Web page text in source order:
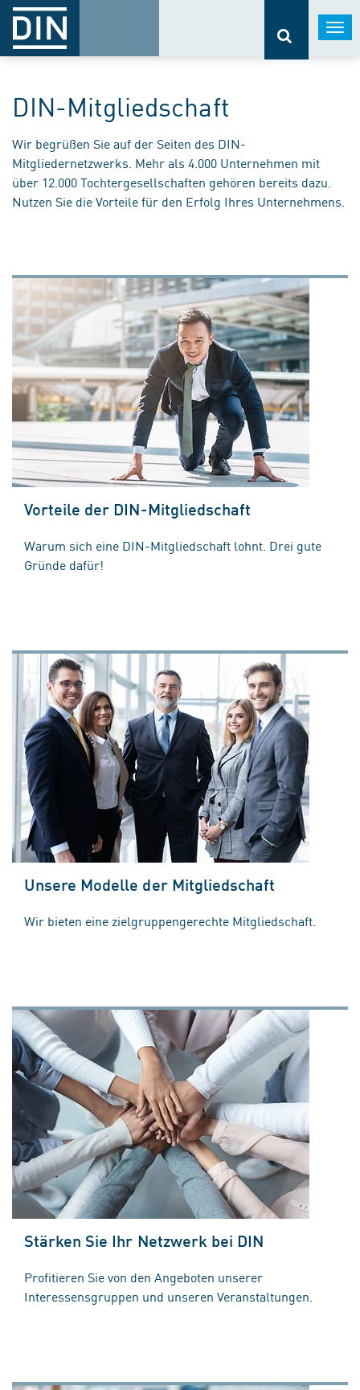
DIN-Mitgliedschaft
Wir begrüßen Sie auf der Seiten des DIN-
Mitgliedernetzwerks. Mehr als 4.000 Unternehmen mit
über 12.000 Tochtergesellschaften gehören bereits dazu.
Nutzen Sie die Vorteile für den Erfolg Ihres Unternehmens.
Vorteile der DIN-Mitgliedschaft
Warum sich eine DIN-Mitgliedschaft lohnt. Drei gute
Gründe dafür!
Unsere Modelle der Mitgliedschaft
Wir bieten eine zielgruppengerechte Mitgliedschaft.
Stärken Sie Ihr Netzwerk bei DIN
Profitieren Sie von den Angeboten unserer
Interessensgruppen und unseren Veranstaltungen.